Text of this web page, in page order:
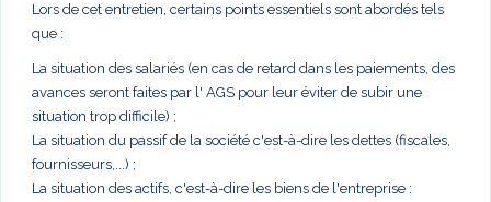
Lors de cet entretien, certains points essentiels sont abordés tels
que :
La situation des salariés (en cas de retard dans les paiements, des
avances seront faites par l' AGS pour leur éviter de subir une
situation trop difficile) ;
La situation du passif de la société c'est-à-dire les dettes (fiscales,
fournisseurs,...) ;
La situation des actifs, c'est-à-dire les biens de l'entreprise :